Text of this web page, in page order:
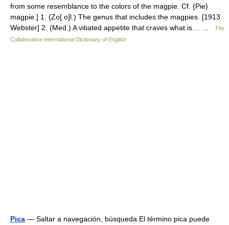
from some resemblance to the colors of the magpie. Cf. {Pie}
magpie.] 1. (Zo[ o]l.) The genus that includes the magpies. [1913
Webster] 2. (Med.) A vitiated appetite that craves what is… …
The
Collaborative International Dictionary of English
Pica — Saltar a navegación, búsqueda El término pica puede